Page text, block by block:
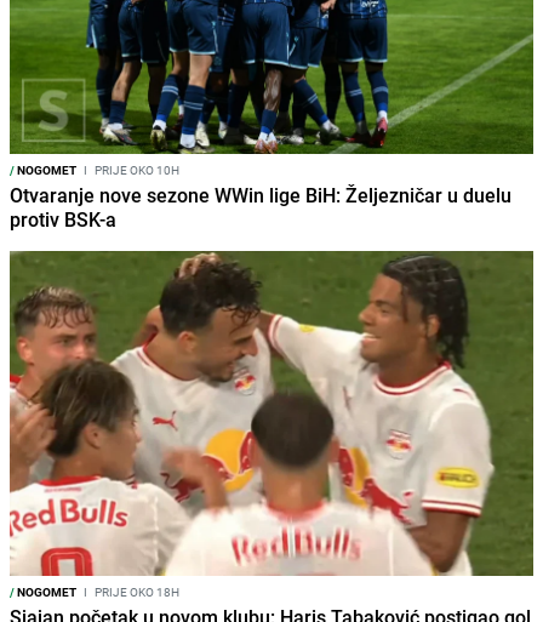
/NOGOMET I PRIJE OKO 10H
Otvaranje nove sezone WWin lige BiH: Željezničar u duelu
protiv BSK-a
/NOGOMET I PRIJE OKO 18H